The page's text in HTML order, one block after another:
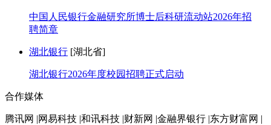
中国人民银行金融研究所博士后科研流动站2026年招
聘简章
湖北银行 [湖北省]
湖北银行2026年度校园招聘正式启动
合作媒体
腾讯网 |网易科技 |和讯科技 |财新网 |金融界银行 |东方财富网 |